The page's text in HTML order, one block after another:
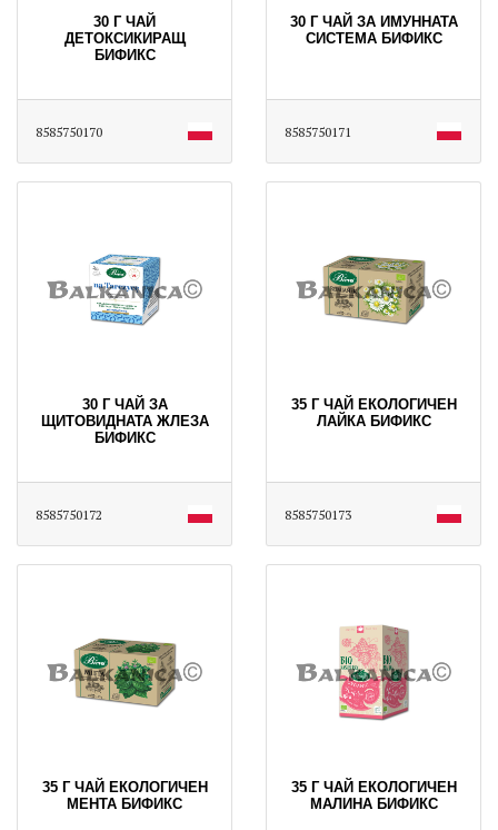
30 Г ЧАЙ
ДЕТОКСИКИРАЩ
БИФИКС
8585750170
30 Г ЧАЙ ЗА ИМУННАТА
СИСТЕМА БИФИКС
8585750171
30 Г ЧАЙ ЗА
ЩИТОВИДНАТА ЖЛЕЗА
БИФИКС
8585750172
35 Г ЧАЙ ЕКОЛОГИЧЕН
ЛАЙКА БИФИКС
8585750173
35 Г ЧАЙ ЕКОЛОГИЧЕН
МЕНТА БИФИКС
35 Г ЧАЙ ЕКОЛОГИЧЕН
МАЛИНА БИФИКС